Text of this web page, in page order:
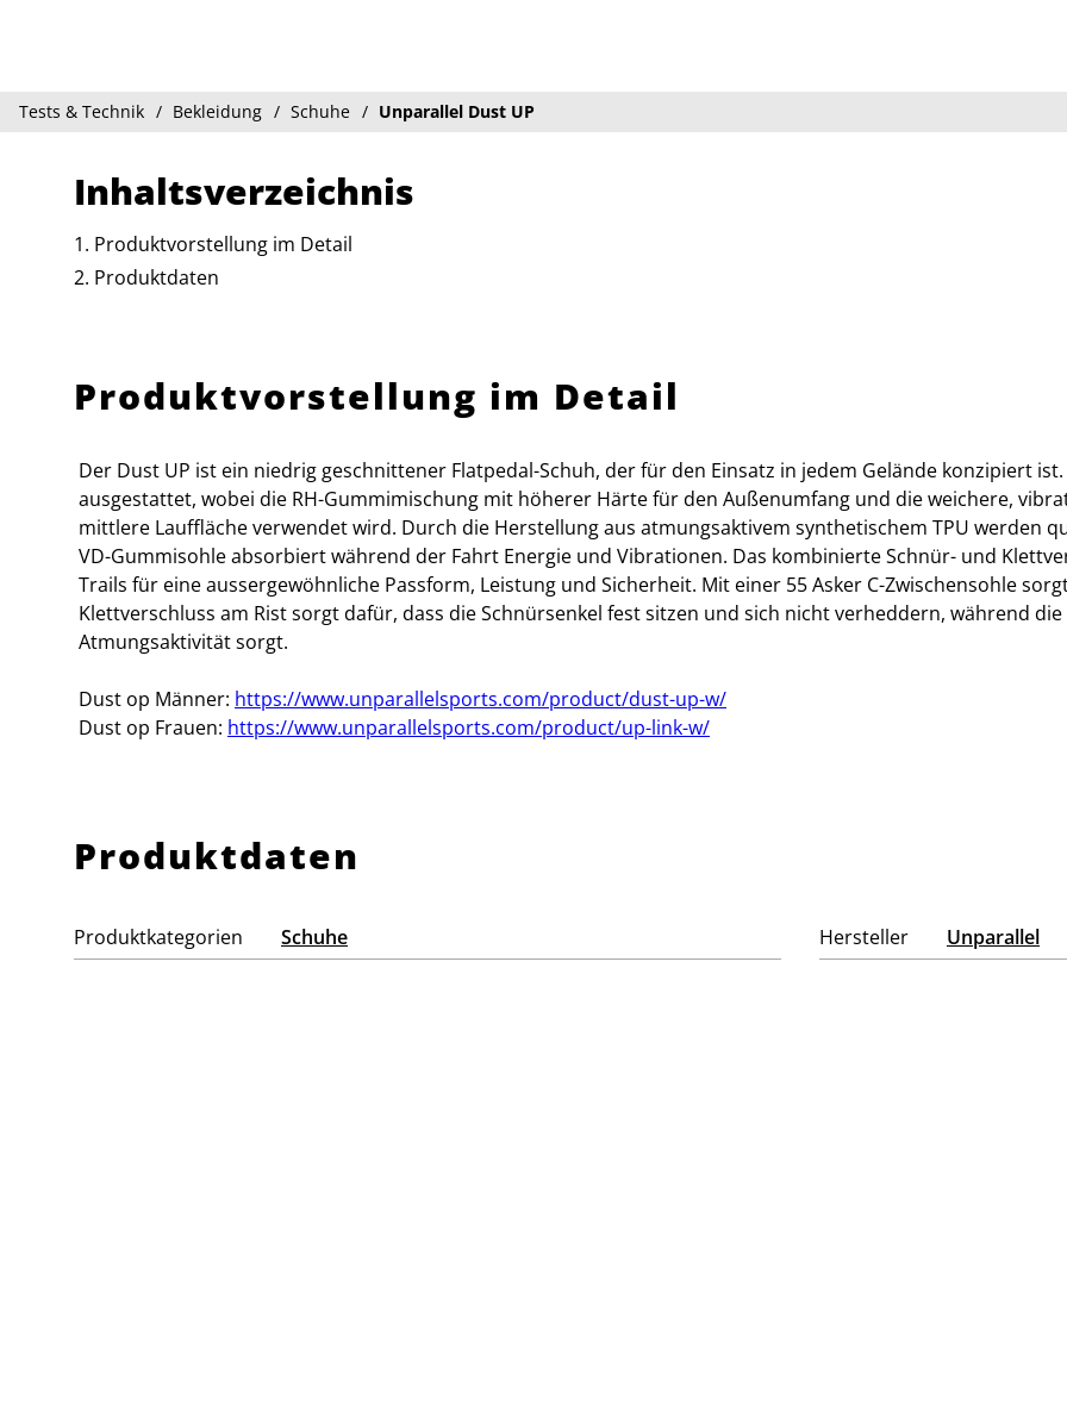
Tests & Technik Bekleidung Schuhe Unparallel Dust UP
Inhaltsverzeichnis
Produktvorstellung im Detail
Produktdaten
Produktvorstellung im Detail
Der Dust UP ist ein niedrig geschnittener Flatpedal-Schuh, der für den Einsatz in jedem Gelände konzipiert
ausgestattet, wobei die RH-Gummimischung mit höherer Härte für den Außenumfang und die weichere,
mittlere Lauffläche verwendet wird. Durch die Herstellung aus atmungsaktivem synthetischem TPU werden
VD-Gummisohle absorbiert während der Fahrt Energie und Vibrationen. Das kombinierte Schnür- und
Trails für eine aussergewöhnliche Passform, Leistung und Sicherheit. Mit einer 55 Asker C-Zwischensohle
Klettverschluss am Rist sorgt dafür, dass die Schnürsenkel fest sitzen und sich nicht verheddern, während
Atmungsaktivität sorgt.
Dust op Männer: https://www.unparallelsports.com/product/dust-up-w/
Dust op Frauen: https://www.unparallelsports.com/product/up-link-w/
Produktdaten
Produktkategorien Schuhe Hersteller Unparallel